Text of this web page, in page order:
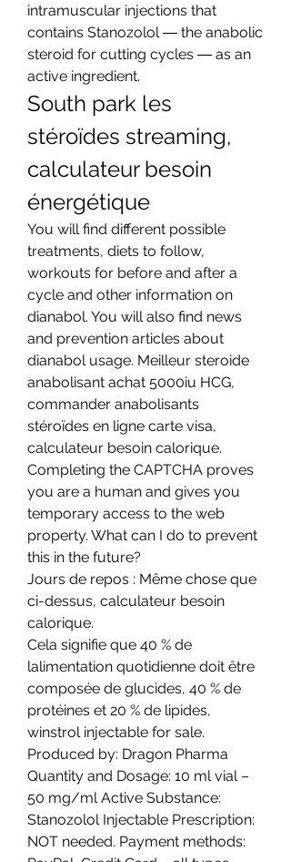
intramuscular injections that
contains Stanozolol ― the anabolic
steroid for cutting cycles ― as an
active ingredient.
South park les
stéroïdes streaming,
calculateur besoin
énergétique
You will find different possible
treatments, diets to follow,
workouts for before and after a
cycle and other information on
dianabol. You will also find news
and prevention articles about
dianabol usage. Meilleur steroide
anabolisant achat 5000iu HCG,
commander anabolisants
stéroïdes en ligne carte visa,
calculateur besoin calorique.
Completing the CAPTCHA proves
you are a human and gives you
temporary access to the web
property. What can I do to prevent
this in the future?
Jours de repos : Même chose que
ci-dessus, calculateur besoin
calorique.
Cela signifie que 40 % de
lalimentation quotidienne doit être
composée de glucides, 40 % de
protéines et 20 % de lipides,
winstrol injectable for sale.
Produced by: Dragon Pharma
Quantity and Dosage: 10 ml vial –
50 mg/ml Active Substance:
Stanozolol Injectable Prescription:
NOT needed. Payment methods: